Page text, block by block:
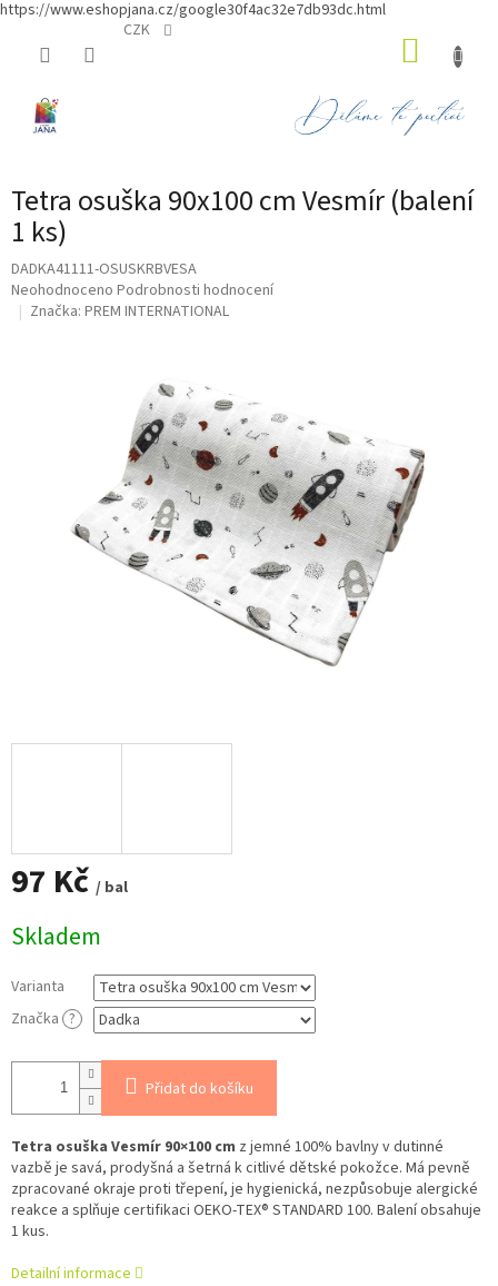
https://www.eshopjana.cz/google30f4ac32e7db93dc.html
CZK
Tetra osuška 90x100 cm Vesmír (balení
1 ks)
DADKA41111-OSUSKRBVESA
Průměrné
hodnocení
Neohodnoceno Podrobnosti hodnocení
Značka: PREM INTERNATIONAL
97 Kč / bal
cena:
Skladem
Varianta
Značka ?
Přidat do košíku
Tetra osuška Vesmír 90×100 cm z jemné 100% bavlny v dutinné
vazbě je savá, prodyšná a šetrná k citlivé dětské pokožce. Má pevně
zpracované okraje proti třepení, je hygienická, nezpůsobuje alergické
reakce a splňuje certifikaci OEKO‑TEX® STANDARD 100. Balení obsahuje
1 kus.
Detailní informace